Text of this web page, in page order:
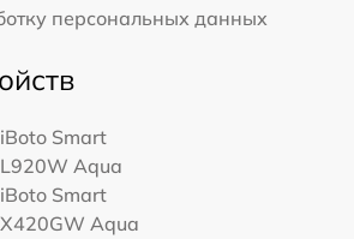
персональных данных
iBoto Smart
L920W Aqua
iBoto Smart
Х420GW Aqua